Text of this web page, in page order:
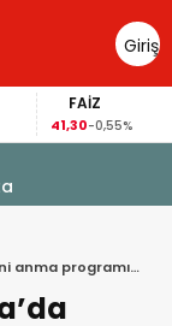
Giriş
Yap
FAİZ
41,30 -0,55%
anma programı